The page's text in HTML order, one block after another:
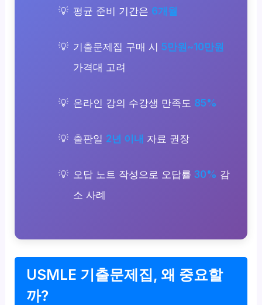
평균 준비 기간은 6개월
기출문제집 구매 시 5만원~10만원
가격대 고려
온라인 강의 수강생 만족도 85%
출판일 2년 이내 자료 권장
오답 노트 작성으로 오답률 30% 감
소 사례
USMLE 기출문제집, 왜 중요할
까?